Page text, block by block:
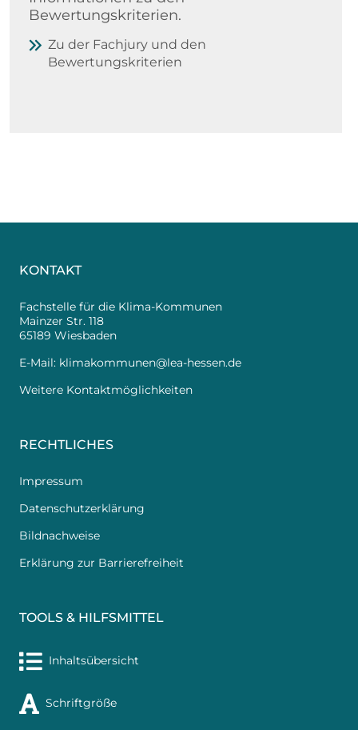
Bewertungskriterien.
Zu der Fachjury und den
Bewertungskriterien
KONTAKT
Fachstelle für die Klima-Kommunen
Mainzer Str. 118
65189 Wiesbaden
E-Mail: klimakommunen@lea-hessen.de
Weitere Kontaktmöglichkeiten
RECHTLICHES
Impressum
Datenschutzerklärung
Bildnachweise
Erklärung zur Barrierefreiheit
TOOLS & HILFSMITTEL
Inhaltsübersicht
Schriftgröße